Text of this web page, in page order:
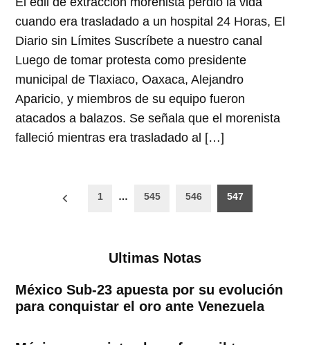
cuando era trasladado a un hospital 24 Horas, El
Diario sin Límites Suscríbete a nuestro canal
Luego de tomar protesta como presidente
municipal de Tlaxiaco, Oaxaca, Alejandro
Aparicio, y miembros de su equipo fueron
atacados a balazos. Se señala que el morenista
falleció mientras era trasladado al […]
Paginación
1 … 545 546 547
Ultimas Notas
México Sub-23 apuesta por su evolución
para conquistar el oro ante Venezuela